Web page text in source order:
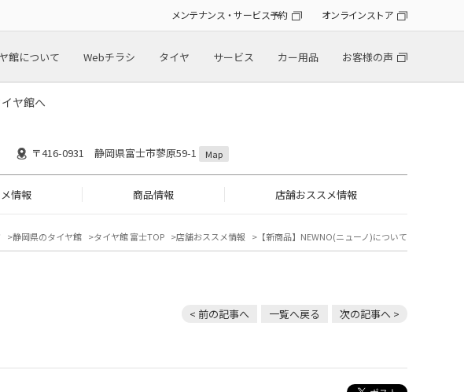
メンテナンス・サービス予約 オンラインストア
館について Webチラシ タイヤ サービス カー用品 お客様の声
ヤ館へ
〒416-0931 静岡県富士市蓼原59-1 Map
情報 商品情報 店舗おススメ情報
静岡県のタイヤ館 タイヤ館 富士TOP 店舗おススメ情報 【新商品】NEWNO(ニューノ)について
< 前の記事へ 一覧へ戻る 次の記事へ >